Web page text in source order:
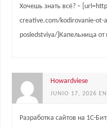
Хочешь знать всё? –
creative.com/kodirovanie-ot-
posledstviya/]Капельница
Howardviese
JUNIO 17, 2026
Разработка сайтов на 1С-